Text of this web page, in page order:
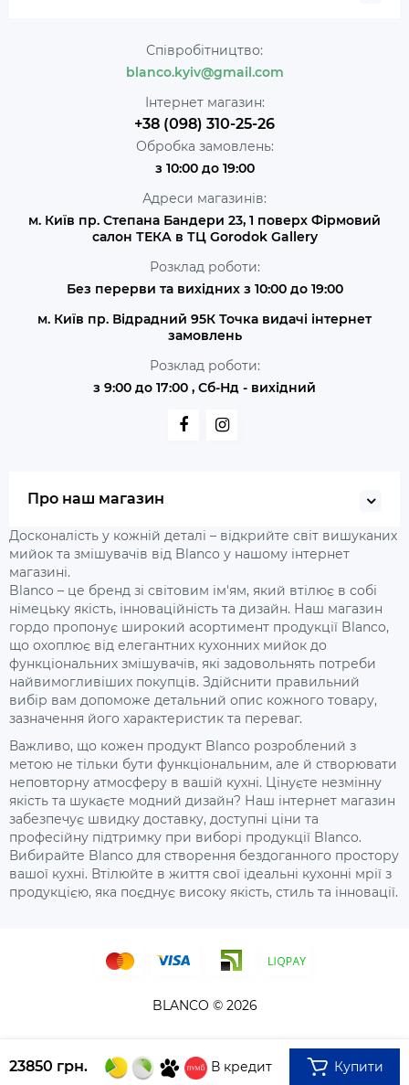
23850 грн. В кредит Купити
Співробітництво:
blanco.kyiv@gmail.com
Інтернет магазин:
+38 (098) 310-25-26
Обробка замовлень:
з 10:00 до 19:00
Адреси магазинів:
м. Київ пр. Степана Бандери 23, 1 поверх Фірмовий
салон ТЕКА в ТЦ Gorodok Gallery
Розклад роботи:
Без перерви та вихідних з 10:00 до 19:00
м. Київ пр. Відрадний 95К Точка видачі інтернет
замовлень
Розклад роботи:
з 9:00 до 17:00 , Сб-Нд - вихідний
Про наш магазин
Досконалість у кожній деталі – відкрийте світ вишуканих
мийок та змішувачів від Blanco у нашому інтернет
магазині.
Blanco – це бренд зі світовим ім'ям, який втілює в собі
німецьку якість, інноваційність та дизайн. Наш магазин
гордо пропонує широкий асортимент продукції Blanco,
що охоплює від елегантних кухонних мийок до
функціональних змішувачів, які задовольнять потреби
найвимогливіших покупців. Здійснити правильний
вибір вам допоможе детальний опис кожного товару,
зазначення його характеристик та переваг.
Важливо, що кожен продукт Blanco розроблений з
метою не тільки бути функціональним, але й створювати
неповторну атмосферу в вашій кухні. Цінуєте незмінну
якість та шукаєте модний дизайн? Наш інтернет магазин
забезпечує швидку доставку, доступні ціни та
професійну підтримку при виборі продукції Blanco.
Вибирайте Blanco для створення бездоганного простору
вашої кухні. Втілюйте в життя свої ідеальні кухонні мрії з
продукцією, яка поєднує високу якість, стиль та інновації.
BLANCO © 2026